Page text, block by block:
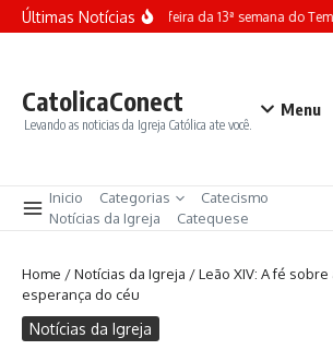
Ir para o conteúdo
Últimas NotíciasTerça-feira da 13ª semana do
CatolicaConect
Levando as noticias da Igreja Católica ate você.
Menu
Inicio Categorias
Catecismo
Notícias da Igreja
Catequese
Home /Notícias da Igreja /Leão XIV: A fé
esperança do céu
Notícias da Igreja